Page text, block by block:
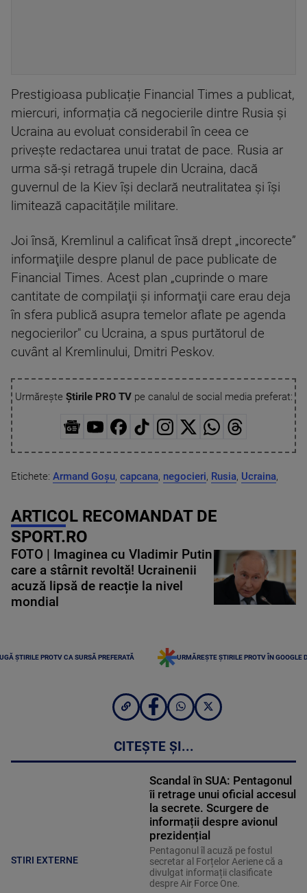
Prestigioasa publicație Financial Times a publicat,
miercuri, informația că negocierile dintre Rusia și
Ucraina au evoluat considerabil în ceea ce
privește redactarea unui tratat de pace. Rusia ar
urma să-și retragă trupele din Ucraina, dacă
guvernul de la Kiev își declară neutralitatea și își
limitează capacitățile militare.
Joi însă, Kremlinul a calificat însă drept „incorecte”
informaţiile despre planul de pace publicate de
Financial Times. Acest plan „cuprinde o mare
cantitate de compilaţii şi informaţii care erau deja
în sfera publică asupra temelor aflate pe agenda
negocierilor″ cu Ucraina, a spus purtătorul de
cuvânt al Kremlinului, Dmitri Peskov.
Urmărește Știrile PRO TVpe canalul de social media preferat:
Etichete: Armand Goșu, capcana, negocieri, Rusia, Ucraina,
ARTICOL RECOMANDAT DE
SPORT.RO
FOTO | Imaginea cu Vladimir Putin
care a stârnit revoltă! Ucrainenii
acuză lipsă de reacție la nivel
mondial
ȘTIRILE PROTV CA SURSĂ PREFERATĂ URMĂREȘTE ȘTIRILE PROTV ÎN GOOGLE
CITEȘTE ȘI...
STIRI EXTERNE
Scandal în SUA: Pentagonul
îi retrage unui oficial accesul
la secrete. Scurgere de
informații despre avionul
prezidențial
Pentagonul îl acuză pe fostul
secretar al Forțelor Aeriene că a
divulgat informații clasificate
despre Air Force One.